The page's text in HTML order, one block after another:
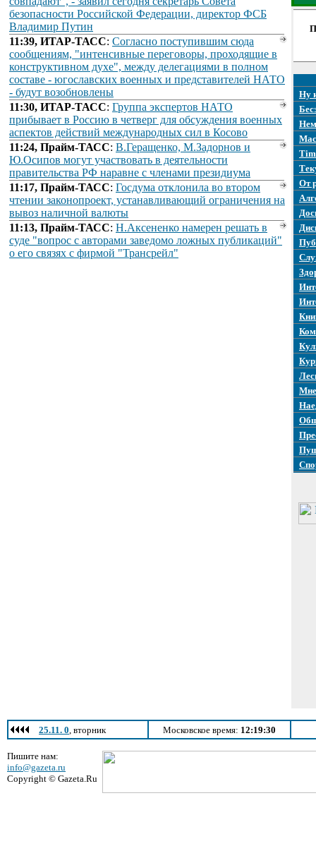
безопасности Российской Федерации, директор ФСБ
Владимир Путин
11:39, ИТАР-ТАСС: Согласно поступившим сюда
сообщениям, "интенсивные переговоры, проходящие в
конструктивном духе", между делегациями в полном
составе - югославских военных и представителей НАТО
- будут возобновлены
11:30, ИТАР-ТАСС: Группа экспертов НАТО
прибывает в Россию в четверг для обсуждения военных
аспектов действий международных сил в Косово
11:24, Прайм-ТАСС: В.Геращенко, М.Задорнов и
Ю.Осипов могут участвовать в деятельности
правительства РФ наравне с членами президиума
11:17, Прайм-ТАСС: Госдума отклонила во втором
чтении законопроект, устанавливающий ограничения на
вывоз наличной валюты
11:13, Прайм-ТАСС: Н.Аксененко намерен решать в
суде "вопрос с авторами заведомо ложных публикаций"
о его связях с фирмой "Трансрейл"
Ну
От
25.11. 0, вторник Московское время: 12:19:30
Пишите нам:
info@gazeta.ru
Copyright © Gazeta.Ru